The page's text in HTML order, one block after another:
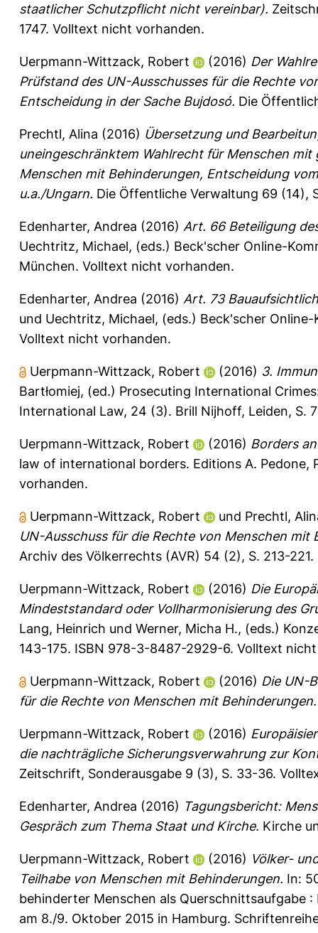
staatlicher Schutzpflicht nicht vereinbar).
1747. Volltext nicht vorhanden.
Uerpmann-Wittzack, Robert (2016) Der
Prüfstand des UN-Ausschusses für die Rechte
Entscheidung in der Sache Bujdosó. Die
Prechtl, Alina (2016) Übersetzung und
uneingeschränktem Wahlrecht für Menschen
Menschen mit Behinderungen, Entscheidung
u.a./Ungarn. Die Öffentliche Verwaltung 69 (14),
Edenharter, Andrea (2016) Art. 66 Beteiligung
Uechtritz, Michael, (eds.) Beck'scher Online-
München. Volltext nicht vorhanden.
Edenharter, Andrea (2016) Art. 73
und Uechtritz, Michael, (eds.) Beck'scher
Volltext nicht vorhanden.
Uerpmann-Wittzack, Robert (2016) 3.
Bartłomiej, (ed.) Prosecuting International
International Law, 24 (3). Brill Nijhoff, Leiden, S.
Uerpmann-Wittzack, Robert (2016) Borders
law of international borders. Editions A. Pedone,
vorhanden.
Uerpmann-Wittzack, Robert und Prechtl,
UN-Ausschuss für die Rechte von Menschen mit
Archiv des Völkerrechts (AVR) 54 (2), S. 213-221.
Uerpmann-Wittzack, Robert (2016) Die
Mindeststandard oder Vollharmonisierung des
Lang, Heinrich und Werner, Micha H., (eds.)
143-175. ISBN 978-3-8487-2929-6. Volltext
Uerpmann-Wittzack, Robert (2016) Die UN-
für die Rechte von Menschen mit Behinderungen.
Uerpmann-Wittzack, Robert (2016)
die nachträgliche Sicherungsverwahrung zur
Zeitschrift, Sonderausgabe 9 (3), S. 33-36.
Edenharter, Andrea (2016) Tagungsbericht:
Gespräch zum Thema Staat und Kirche. Kirche
Uerpmann-Wittzack, Robert (2016) Völker-
Teilhabe von Menschen mit Behinderungen. In:
behinderter Menschen als Querschnittsaufgabe
am 8./9. Oktober 2015 in Hamburg.